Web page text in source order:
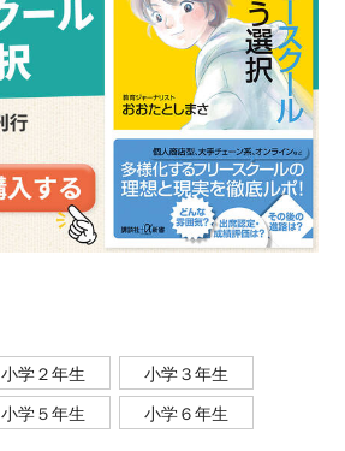
小学２年生
小学３年生
小学５年生
小学６年生